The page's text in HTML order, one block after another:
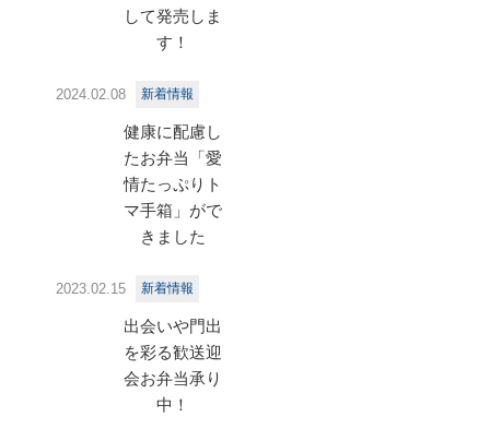
して発売しま
す！
2024.02.08 新着情報
健康に配慮し
たお弁当「愛
情たっぷりト
マ手箱」がで
きました
2023.02.15 新着情報
出会いや門出
を彩る歓送迎
会お弁当承り
中！